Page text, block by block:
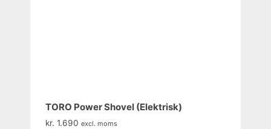
TORO Power Shovel (Elektrisk)
kr. 1.690 excl. moms